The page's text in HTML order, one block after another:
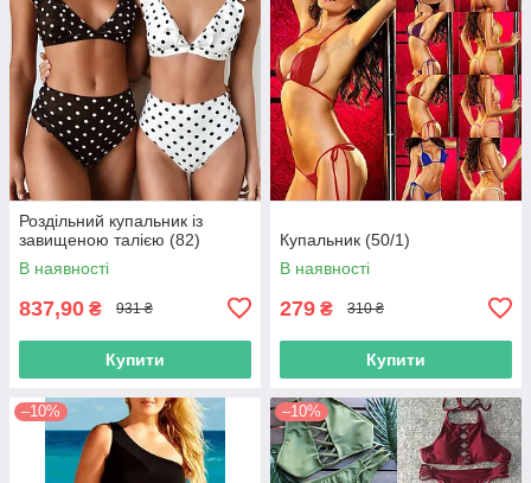
Роздільний купальник із
завищеною талією (82)
В наявності
837,90 ₴ 931 ₴
Купити
Купальник (50/1)
В наявності
279 ₴ 310 ₴
Купити
–10% –10%